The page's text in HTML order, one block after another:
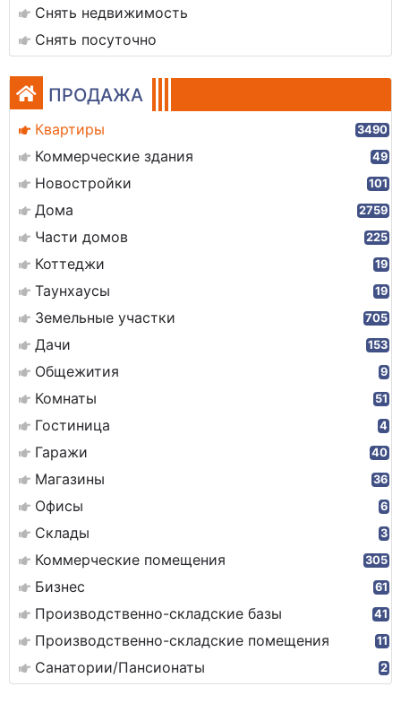
Снять недвижимость
Снять посуточно
ПРОДАЖА
Квартиры 3490
Коммерческие здания 49
Новостройки 101
Дома 2759
Части домов 225
Коттеджи 19
Таунхаусы 19
Земельные участки 705
Дачи 153
Общежития 9
Комнаты 51
Гостиница 4
Гаражи 40
Магазины 36
Офисы 6
Склады 3
Коммерческие помещения 305
Бизнес 61
Производственно-складские базы 41
Производственно-складские помещения 11
Санатории/Пансионаты 2